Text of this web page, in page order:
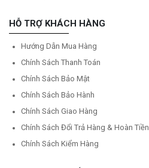
HỖ TRỢ KHÁCH HÀNG
Hướng Dẫn Mua Hàng
Chính Sách Thanh Toán
Chính Sách Bảo Mật
Chính Sách Bảo Hành
Chính Sách Giao Hàng
Chính Sách Đổi Trả Hàng & Hoàn Tiền
Chính Sách Kiểm Hàng